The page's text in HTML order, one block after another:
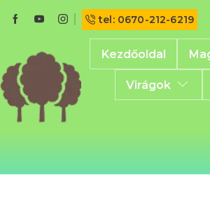
tel: 0670-212-6219
Kezdőoldal
Virágok